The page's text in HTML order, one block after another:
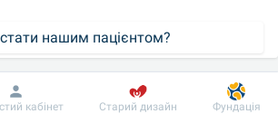
нашим пацієнтом?
Контакт-центр
Інформація Пацієнту
кабінет Старий дизайн Фундація